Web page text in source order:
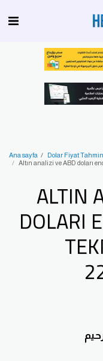
Ana sayfa
Dolar Fiyat
Altın analizi ve ABD doları
ALTIN
DOLARI